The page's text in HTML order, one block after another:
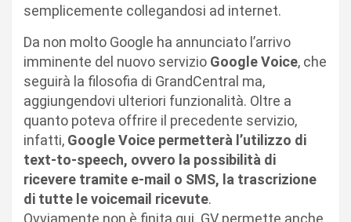
semplicemente collegandosi ad internet.
Da non molto Google ha annunciato l’arrivo
imminente del nuovo servizio Google Voice, che
seguirà la filosofia di GrandCentral ma,
aggiungendovi ulteriori funzionalità. Oltre a
quanto poteva offrire il precedente servizio,
infatti, Google Voice permetterà l’utilizzo di
text-to-speech, ovvero la possibilità di
ricevere tramite e-mail o SMS, la trascrizione
di tutte le voicemail ricevute.
Ovviamente non è finita qui. GV permette anche